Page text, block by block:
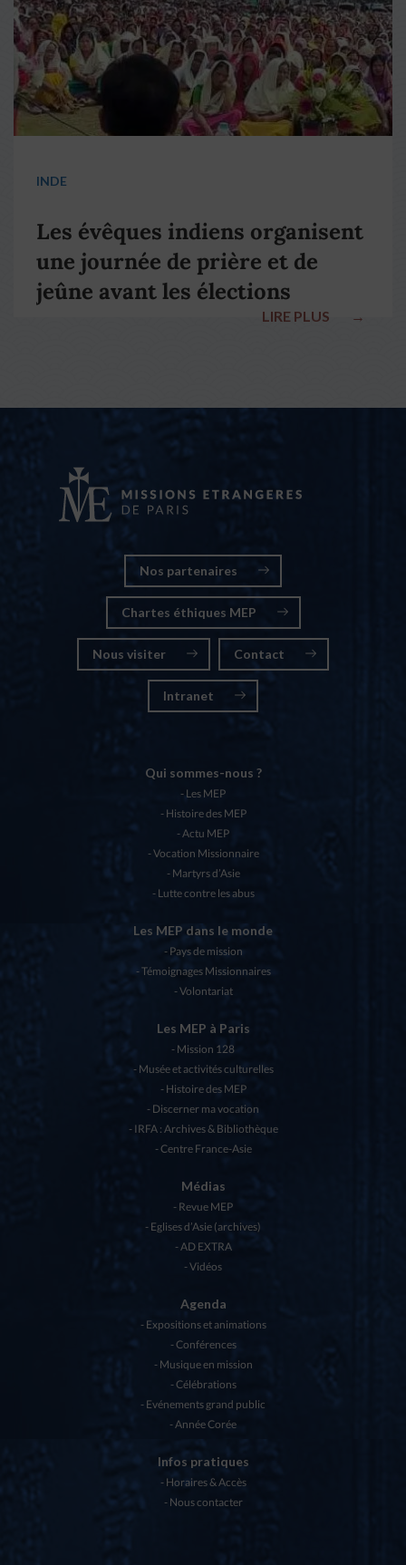
INDE
Les évêques indiens organisent
une journée de prière et de
jeûne avant les élections
LIRE PLUS →
Nos partenaires
Chartes éthiques MEP
Nous visiter Contact
Intranet
Qui sommes-nous ?
Les MEP
Histoire des MEP
Actu MEP
Vocation Missionnaire
Martyrs d’Asie
Lutte contre les abus
Les MEP dans le monde
Pays de mission
Témoignages Missionnaires
Volontariat
Les MEP à Paris
Mission 128
Musée et activités culturelles
Histoire des MEP
Discerner ma vocation
IRFA : Archives & Bibliothèque
Centre France-Asie
Médias
Revue MEP
Eglises d’Asie (archives)
AD EXTRA
Vidéos
Agenda
Expositions et animations
Conférences
Musique en mission
Célébrations
Evénements grand public
Année Corée
Infos pratiques
Horaires & Accès
Nous contacter